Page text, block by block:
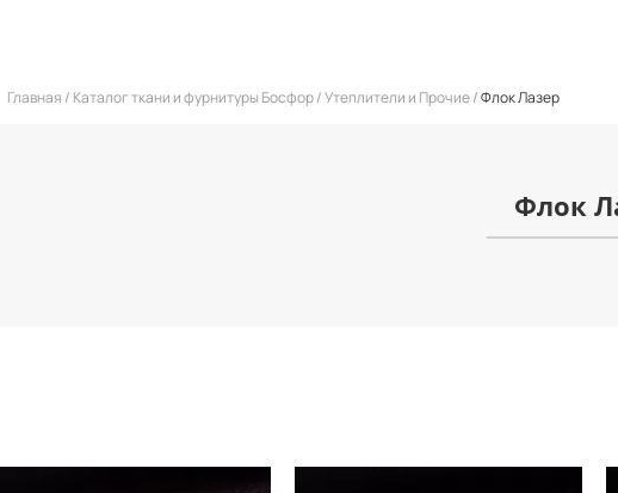
Главная Каталог ткани и фурнитуры Босфор Утеплители и Прочие Флок Лазер
Флок